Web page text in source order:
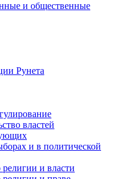
и общественные
Рунета
властей
и в политической
и власти